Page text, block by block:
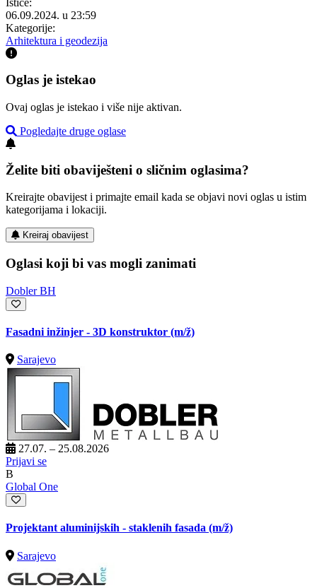
Ističe:
06.09.2024. u 23:59
Kategorije:
Arhitektura i geodezija
Oglas je istekao
Ovaj oglas je istekao i više nije aktivan.
Pogledajte druge oglase
Želite biti obaviješteni o sličnim oglasima?
Kreirajte obavijest i primajte email kada se objavi novi oglas u istim
kategorijama i lokaciji.
Kreiraj obavijest
Oglasi koji bi vas mogli zanimati
Dobler BH
Fasadni inžinjer - 3D konstruktor (m/ž)
Sarajevo
27.07. – 25.08.2026
Prijavi se
B
Global One
Projektant aluminijskih - staklenih fasada (m/ž)
Sarajevo